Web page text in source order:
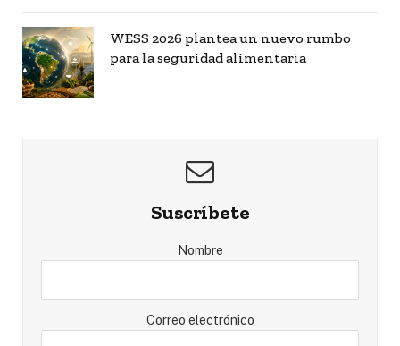
WESS 2026 plantea un nuevo rumbo
para la seguridad alimentaria
Suscríbete
Nombre
Correo electrónico